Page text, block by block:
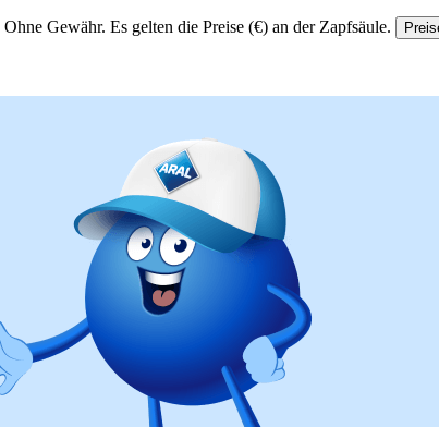
Ohne Gewähr. Es gelten die Preise (€) an der Zapfsäule.